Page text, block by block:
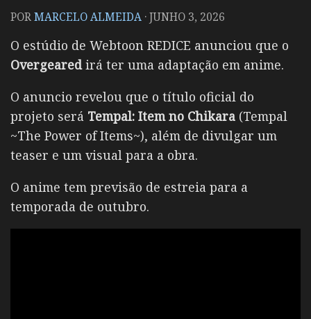
PORMARCELO ALMEIDA ·JUNHO 3, 2026
O estúdio de Webtoon REDICE anunciou que o
Overgearedirá ter uma adaptação em anime.
O anuncio revelou que o título oficial do
projeto será Tempal: Item no Chikara (Tempal
~The Power of Items~), além de divulgar um
teaser e um visual para a obra.
O anime tem previsão de estreia para a
temporada de outubro.